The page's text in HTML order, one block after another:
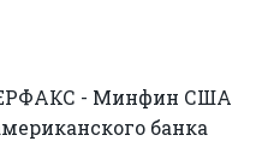
- Минфин США
банка